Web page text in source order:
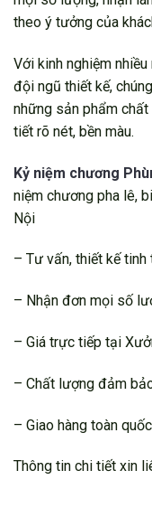
theo ý tưởng của
Với kinh nghiệm
đội ngũ thiết kế,
những sản phẩm
tiết rõ nét, bền màu.
Kỷ niệm chương
niệm chương pha lê,
Nội
– Tư vấn, thiết kế
– Nhận đơn mọi số
– Giá trực tiếp tại
– Chất lượng đảm
– Giao hàng toàn quốc
Thông tin chi tiết xin